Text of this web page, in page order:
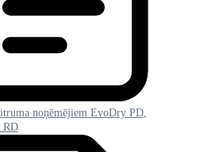
noņēmējiem EvoDry PD,
RD